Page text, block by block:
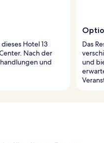
Hotel 13
Nach der
und
Das
und